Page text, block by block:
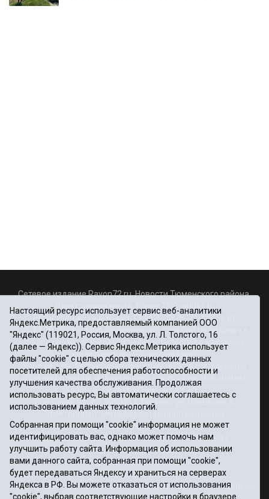
Сетевое издание Rayon72.ru. Новости Тюменского района.
Rayon72@yandex.ru
Регистрационный номер СМИ Эл № ФС77-67956 от
06.12.2016г., выдано Федеральной службой по надзору в
сфере связи, информационных технологий и массовых
коммуникаций (Роскомнадзор)
Учредитель: Автономная некоммерческая организация
«Информационно-издательский центр «Красное знамя».
Главный редактор Некрасова Т. В.
Почтовый адрес: 625031 г.Тюмень. ул. Шишкова, 6
Электронная почта объединенной редакции:
krasnoeznam@rambler.ru
Телефоны 8 (3452) 34-80-60, 69-56-73, 69-56-47
Политика оператора
Информация об учреждении
Публичная оферта
При использовании материалов ссылка на сайт обязательна.
Настоящий ресурс использует сервис веб-аналитики
Яндекс.Метрика, предоставляемый компанией ООО
"Яндекс" (119021, Россия, Москва, ул. Л. Толстого, 16
(далее — Яндекс)). Сервис Яндекс.Метрика использует
файлы "cookie" с целью сбора технических данных
посетителей для обеспечения работоспособности и
улучшения качества обслуживания. Продолжая
использовать ресурс, Вы автоматически соглашаетесь с
использованием данных технологий.
Собранная при помощи "cookie" информация не может
идентифицировать вас, однако может помочь нам
улучшить работу сайта. Информация об использовании
вами данного сайта, собранная при помощи "cookie",
будет передаваться Яндексу и храниться на серверах
Яндекса в РФ. Вы можете отказаться от использования
"cookie", выбрав соответствующие настройки в браузере.